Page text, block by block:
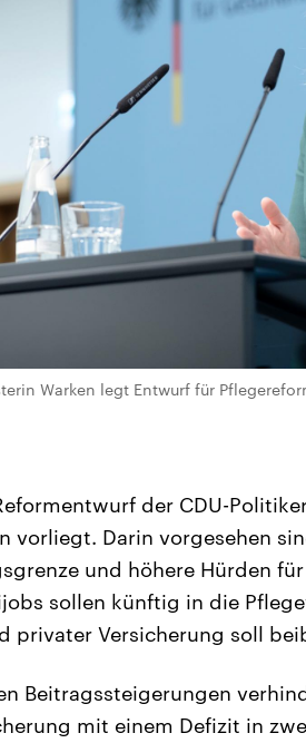
Warken legt Entwurf für
der CDU-
vorliegt. Darin vorgesehen
und höhere Hürden
sollen künftig in die
privater Versicherung soll
Beitragssteigerungen
mit einem Defizit in